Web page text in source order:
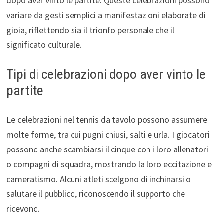
variare da gesti semplici a manifestazioni elaborate di
gioia, riflettendo sia il trionfo personale che il
significato culturale.
Tipi di celebrazioni dopo aver vinto le
partite
Le celebrazioni nel tennis da tavolo possono assumere
molte forme, tra cui pugni chiusi, salti e urla. I giocatori
possono anche scambiarsi il cinque con i loro allenatori
o compagni di squadra, mostrando la loro eccitazione e
cameratismo. Alcuni atleti scelgono di inchinarsi o
salutare il pubblico, riconoscendo il supporto che
ricevono.